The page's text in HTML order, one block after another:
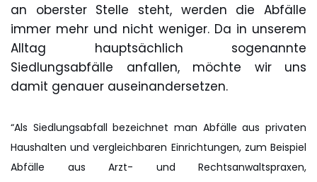
an oberster Stelle steht, werden die Abfälle
immer mehr und nicht weniger. Da in unserem
Alltag hauptsächlich sogenannte
Siedlungsabfälle anfallen, möchte wir uns
damit genauer auseinandersetzen.
“Als Siedlungsabfall bezeichnet man Abfälle aus privaten
Haushalten und vergleichbaren Einrichtungen, zum Beispiel
Abfälle aus Arzt- und Rechtsanwaltspraxen,